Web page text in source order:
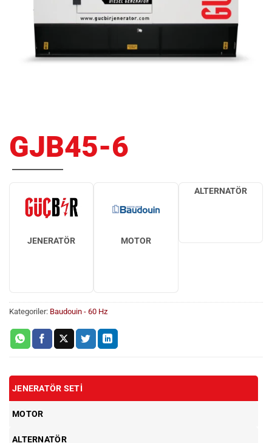
GJB45-6
JENERATÖR MOTOR
ALTERNATÖR
Kategoriler: Baudouin - 60 Hz
JENERATÖR SETI
MOTOR
ALTERNATÖR